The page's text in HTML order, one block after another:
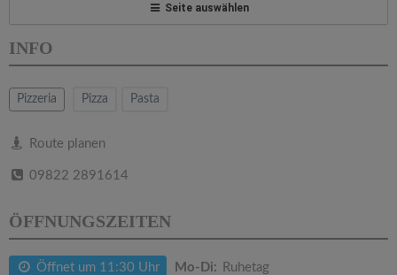
Seite auswählen
INFO
Pizzeria Pizza Pasta
Route planen
09822 2891614
ÖFFNUNGSZEITEN
Öffnet um 11:30 Uhr Mo-Di: Ruhetag
a
v
a